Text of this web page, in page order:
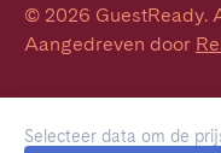
Selecteer data om de
© 2026 GuestReady.
Aangedreven door